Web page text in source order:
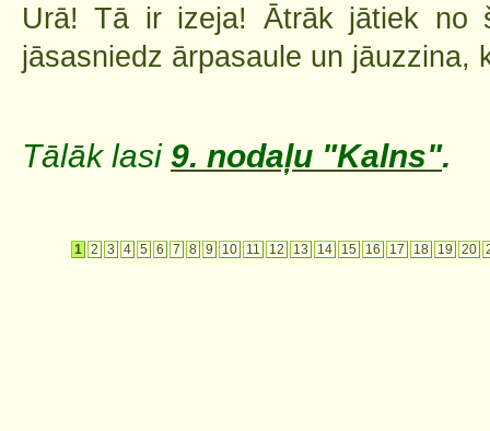
Urā! Tā ir izeja! Ātrāk jātiek no
jāsasniedz ārpasaule un jāuzzina,
Tālāk lasi 9. nodaļu "Kalns".
1 2 3 4 5 6 7 8 9 10 11 12 13 14 15 16 17 18 19 20